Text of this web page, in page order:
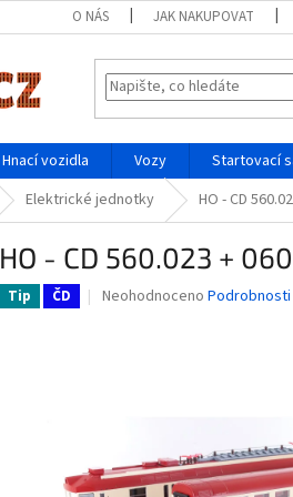
O NÁS JAK NAKUPOVAT
Hnací vozidla Vozy Startovací
Elektrické jednotky HO - CD
HO - CD 560.023 +
Tip ČD
Průměrné
Neohodnoceno